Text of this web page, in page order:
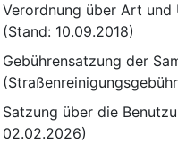
Verordnung über Art und
(Stand: 10.09.2018)
Gebührensatzung der
Satzung über die
02.02.2026)